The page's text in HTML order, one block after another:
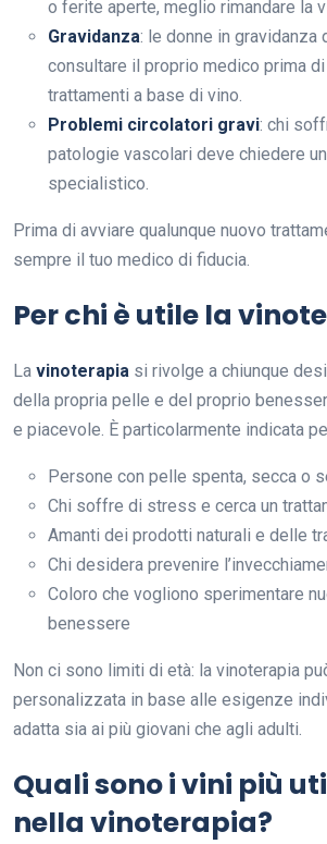
o ferite aperte, meglio rimandare la
Gravidanza: le donne in gravidanza
consultare il proprio medico prima
trattamenti a base di vino.
Problemi circolatori gravi: chi
patologie vascolari deve chiedere
specialistico.
Prima di avviare qualunque nuovo
sempre il tuo medico di fiducia.
Per chi è utile la
La vinoterapia si rivolge a chiunque
della propria pelle e del proprio
e piacevole. È particolarmente indicata
Persone con pelle spenta, secca o
Chi soffre di stress e cerca un
Amanti dei prodotti naturali e delle
Chi desidera prevenire
Coloro che vogliono sperimentare
benessere
Non ci sono limiti di età: la vinoterapia
personalizzata in base alle esigenze
adatta sia ai più giovani che agli adulti.
Quali sono i vini più
nella vinoterapia?